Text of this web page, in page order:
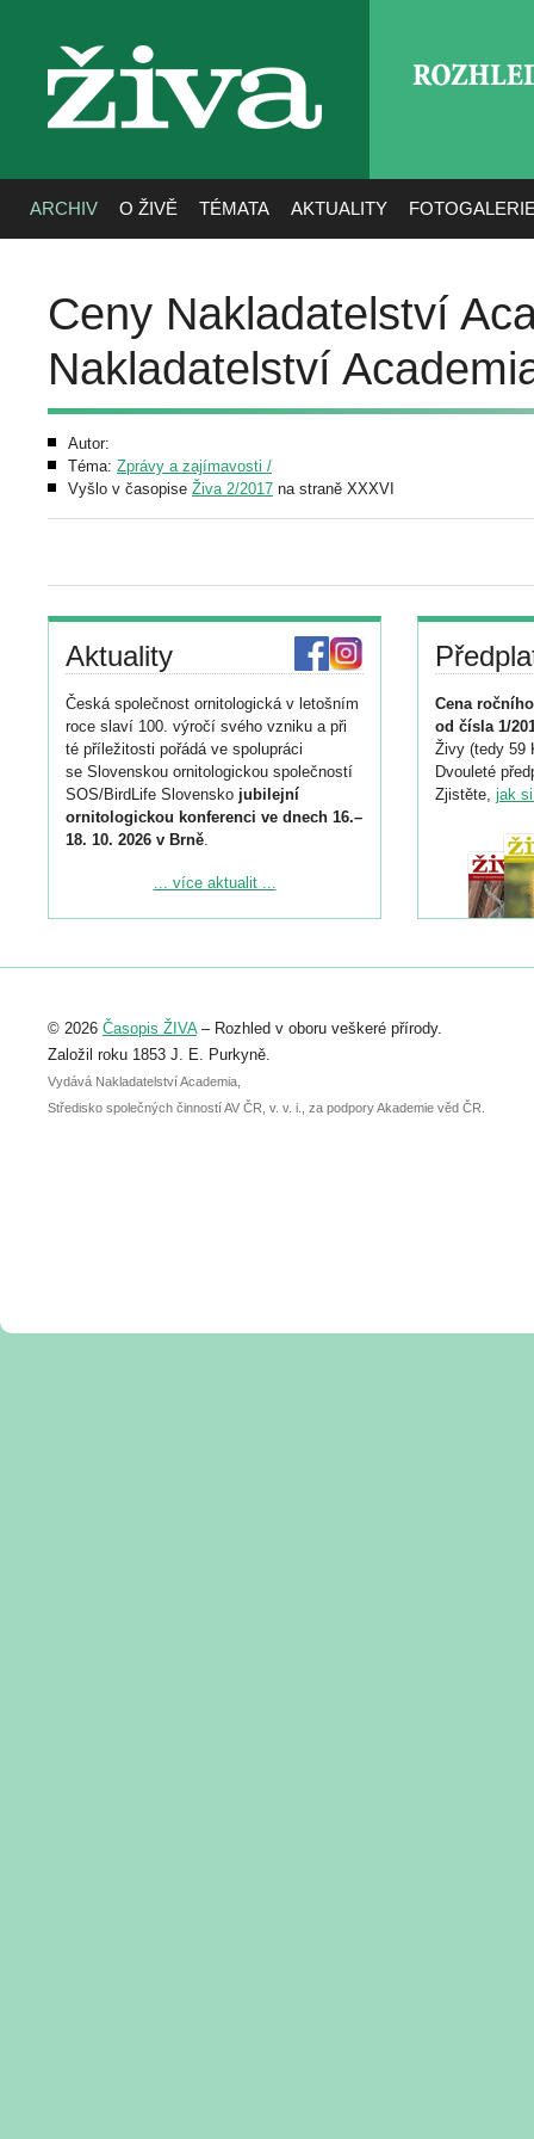
živa
ARCHIV O ŽIVĚ TÉMATA AKTUALITY
Ceny Nakladatelství
Nakladatelství
Autor:
Téma: Zprávy a zajímavosti /
Vyšlo v časopise Živa 2/2017 na straně XXXVI
Aktuality
Česká společnost ornitologická v letošním
roce slaví 100. výročí svého vzniku a při
té příležitosti pořádá ve spolupráci
se Slovenskou ornitologickou společností
SOS/BirdLife Slovensko jubilejní
ornitologickou konferenci ve dnech 16.–
18. 10. 2026 v Brně.
Podrobnější informace ke konferenci
Registrovat se můžete do 6. září.
abstraktu přihlášené přednášky nebo
posteru je už 30. června.
... více aktualit ...
Cena
od čísla 1/
Živy (tedy 59
Dvouleté
Zjistěte, jak
© 2026 Časopis ŽIVA– Rozhled v oboru veškeré přírody.
Založil roku 1853 J. E. Purkyně.
Vydává Nakladatelství Academia,
Středisko společných činností AV ČR, v. v. i., za podpory Akademie věd ČR.